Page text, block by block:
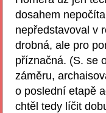
dosahem
nepředstavoval v
drobná, ale pro
příznačná. (S. se
záměru,
o poslední etapě
chtěl tedy líčit